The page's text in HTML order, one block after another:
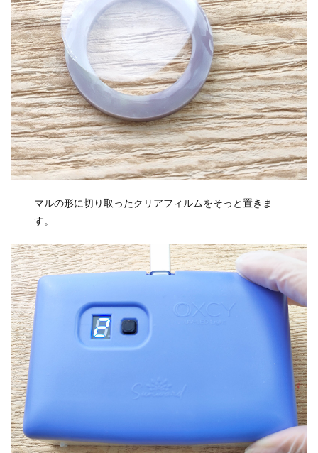
マルの形に切り取ったクリアフィルムをそっと置きま
す。